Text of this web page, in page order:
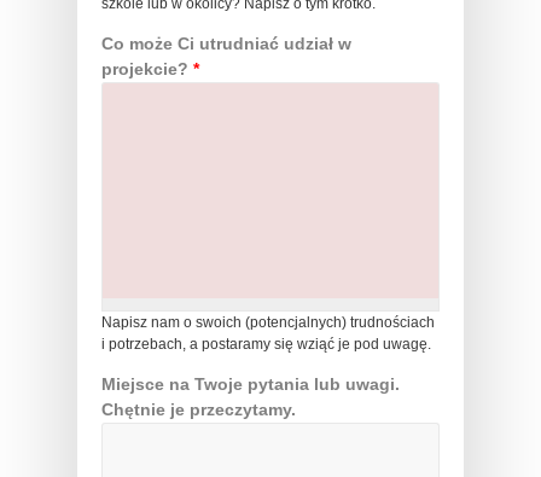
szkole lub w okolicy? Napisz o tym krótko.
Co może Ci utrudniać udział w
projekcie? *
Napisz nam o swoich (potencjalnych) trudnościach
i potrzebach, a postaramy się wziąć je pod uwagę.
Miejsce na Twoje pytania lub uwagi.
Chętnie je przeczytamy.